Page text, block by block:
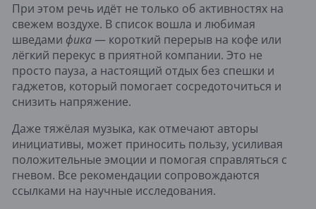
При этом речь идёт не только об активностях на
свежем воздухе. В список вошла и любимая
шведами фика— короткий перерыв на кофе или
лёгкий перекус в приятной компании. Это не
просто пауза, а настоящий отдых без спешки и
гаджетов, который помогает сосредоточиться и
снизить напряжение.
Даже тяжёлая музыка, как отмечают авторы
инициативы, может приносить пользу, усиливая
положительные эмоции и помогая справляться с
гневом. Все рекомендации сопровождаются
ссылками на научные исследования.